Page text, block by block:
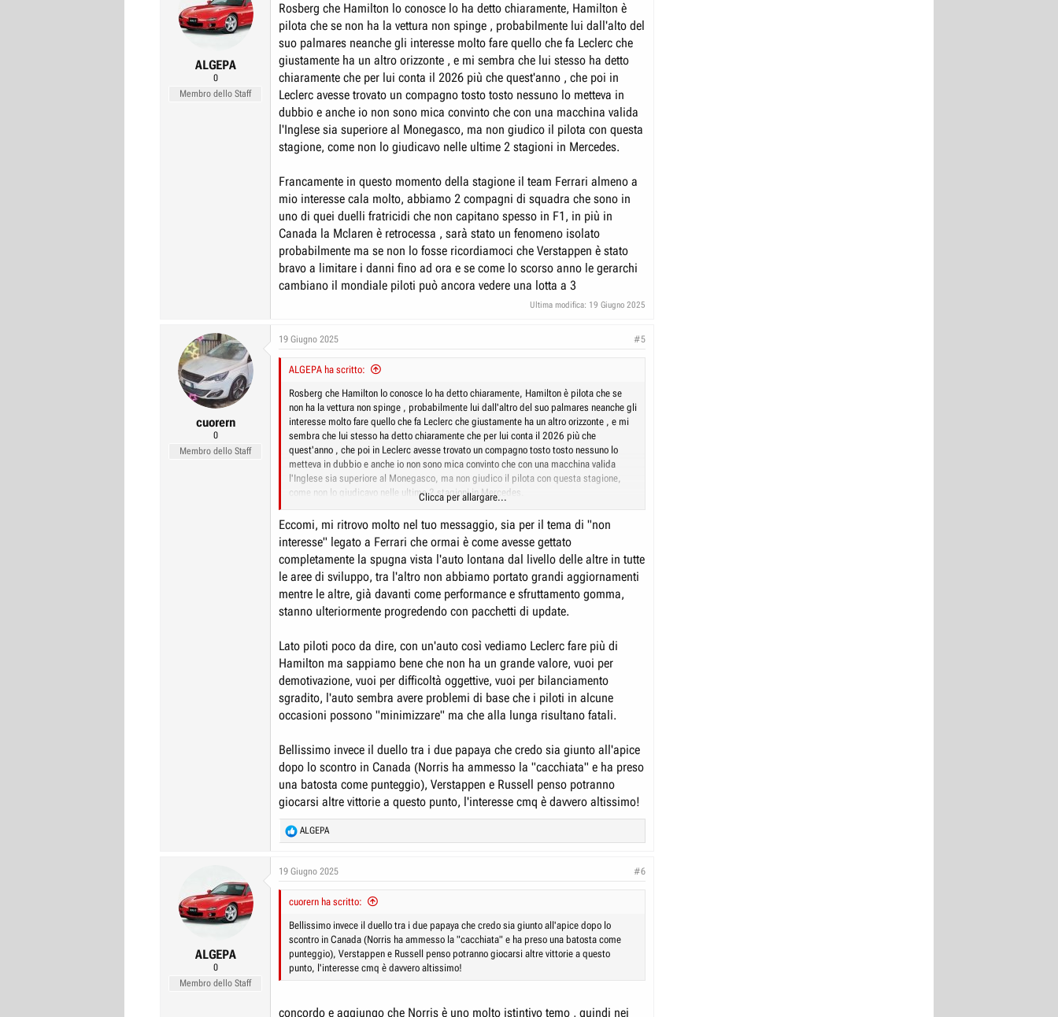
i
o
n
s
:
ALGEPA
0
Membro dello Staff
Rosberg che Hamilton lo conosce lo ha detto chiaramente, Hamilton è
pilota che se non ha la vettura non spinge , probabilmente lui dall'alto del
suo palmares neanche gli interesse molto fare quello che fa Leclerc che
giustamente ha un altro orizzonte , e mi sembra che lui stesso ha detto
chiaramente che per lui conta il 2026 più che quest'anno , che poi in
Leclerc avesse trovato un compagno tosto tosto nessuno lo metteva in
dubbio e anche io non sono mica convinto che con una macchina valida
l'Inglese sia superiore al Monegasco, ma non giudico il pilota con questa
stagione, come non lo giudicavo nelle ultime 2 stagioni in Mercedes.
Francamente in questo momento della stagione il team Ferrari almeno a
mio interesse cala molto, abbiamo 2 compagni di squadra che sono in
uno di quei duelli fratricidi che non capitano spesso in F1, in più in
Canada la Mclaren è retrocessa , sarà stato un fenomeno isolato
probabilmente ma se non lo fosse ricordiamoci che Verstappen è stato
bravo a limitare i danni fino ad ora e se come lo scorso anno le gerarchi
cambiano il mondiale piloti può ancora vedere una lotta a 3
Ultima modifica: 19 Giugno 2025
cuorern
0
Membro dello Staff
19 Giugno 2025 #5
ALGEPA ha scritto:
Rosberg che Hamilton lo conosce lo ha detto chiaramente, Hamilton è pilota che se
non ha la vettura non spinge , probabilmente lui dall'altro del suo palmares neanche gli
interesse molto fare quello che fa Leclerc che giustamente ha un altro orizzonte , e mi
sembra che lui stesso ha detto chiaramente che per lui conta il 2026 più che
quest'anno , che poi in Leclerc avesse trovato un compagno tosto tosto nessuno lo
metteva in dubbio e anche io non sono mica convinto che con una macchina valida
l'Inglese sia superiore al Monegasco, ma non giudico il pilota con questa stagione,
come non lo giudicavo nelle ultime 2 stagioni in Mercedes.
Francamente in questo momento della stagione il tema Ferrari almeno a mio interesse
cala molto, abbiamo 2 compagni di squadra che sono in uno di quei duelli fratricidi
che non capitano spesso in F1, in più in Canada la Mclaren è retrocessa , sarà stato un
fenomeno isolato probabilmente ma se non lo fosse ricordiamoci che Verstappen è
stato bravo a limitare i danni e se come lo scorso anno le gerarchi cambiano il
mondiale piloti può ancora vedere una lotta a 3
Clicca per allargare...
Eccomi, mi ritrovo molto nel tuo messaggio, sia per il tema di "non
interesse" legato a Ferrari che ormai è come avesse gettato
completamente la spugna vista l'auto lontana dal livello delle altre in tutte
le aree di sviluppo, tra l'altro non abbiamo portato grandi aggiornamenti
mentre le altre, già davanti come performance e sfruttamento gomma,
stanno ulteriormente progredendo con pacchetti di update.
Lato piloti poco da dire, con un'auto così vediamo Leclerc fare più di
Hamilton ma sappiamo bene che non ha un grande valore, vuoi per
demotivazione, vuoi per difficoltà oggettive, vuoi per bilanciamento
sgradito, l'auto sembra avere problemi di base che i piloti in alcune
occasioni possono "minimizzare" ma che alla lunga risultano fatali.
Bellissimo invece il duello tra i due papaya che credo sia giunto all'apice
dopo lo scontro in Canada (Norris ha ammesso la "cacchiata" e ha preso
una batosta come punteggio), Verstappen e Russell penso potranno
giocarsi altre vittorie a questo punto, l'interesse cmq è davvero altissimo!
R
e
c
o
n
s
:
ALGEPA
ALGEPA
0
Membro dello Staff
19 Giugno 2025 #6
cuorern ha scritto:
Bellissimo invece il duello tra i due papaya che credo sia giunto all'apice dopo lo
scontro in Canada (Norris ha ammesso la "cacchiata" e ha preso una batosta come
punteggio), Verstappen e Russell penso potranno giocarsi altre vittorie a questo
punto, l'interesse cmq è davvero altissimo!
concordo e aggiungo che Norris è uno molto istintivo temo , quindi nei